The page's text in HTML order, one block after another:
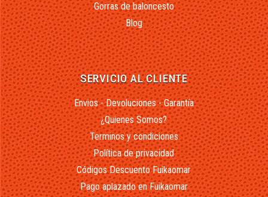
Gorras de baloncesto
Blog
SERVICIO AL CLIENTE
Envios - Devoluciones - Garantía
¿Quienes Somos?
Terminos y condiciones
Política de privacidad
Códigos Descuento Fuikaomar
Pago aplazado en Fuikaomar